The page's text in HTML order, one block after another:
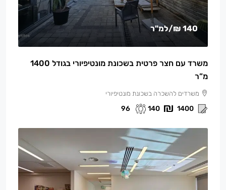
140 ₪ /למ"ר
משרד עם חצר פרטית בשכונת מונטיפיורי בגודל 1400
מ”ר
משרדים להשכרה בשכונת מונטיפיורי
1400
140
96